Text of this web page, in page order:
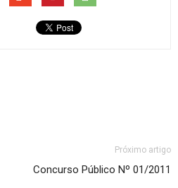
Próximo artigo
Concurso Público Nº 01/2011